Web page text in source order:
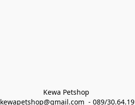
Kewa Petshop
kewapetshop@gmail.com  - 089/30.64.19